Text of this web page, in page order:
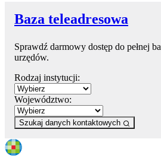
Baza teleadresowa
Sprawdź darmowy dostęp do pełnej
urzędów.
Rodzaj instytucji:
Województwo:
Szukaj danych kontaktowych